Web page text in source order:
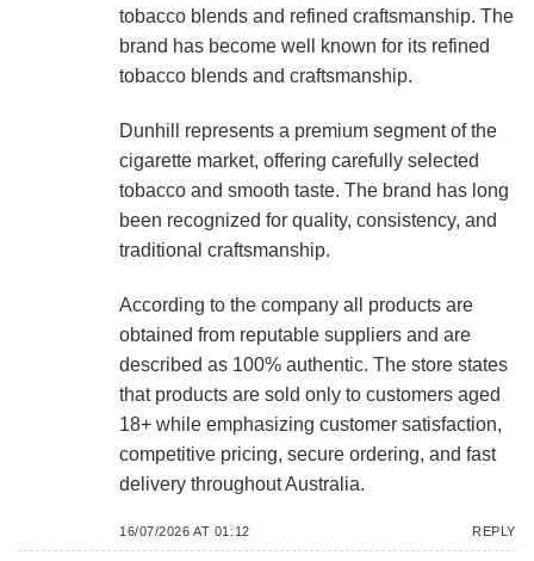
tobacco blends and refined craftsmanship. The
brand has become well known for its refined
tobacco blends and craftsmanship.
Dunhill represents a premium segment of the
cigarette market, offering carefully selected
tobacco and smooth taste. The brand has long
been recognized for quality, consistency, and
traditional craftsmanship.
According to the company all products are
obtained from reputable suppliers and are
described as 100% authentic. The store states
that products are sold only to customers aged
18+ while emphasizing customer satisfaction,
competitive pricing, secure ordering, and fast
delivery throughout Australia.
16/07/2026 AT 01:12 REPLY